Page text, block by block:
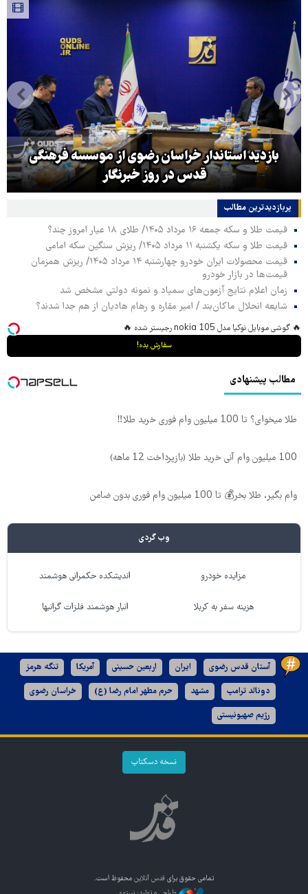
بازدید استاندار خراسان رضوی از موسسه فرهنگی
قدس در روز خبرنگار
پربازدیدترین‌ مطالب
قیمت طلا و سکه جمعه ۱۶ مرداد ۱۴۰۵/ طلای ۱۸ عیار امروز چند؟
قیمت طلا و سکه یکشنبه ۱۱ مرداد ۱۴۰۵/ ریزش سنگین سکه امامی
قیمت محصولات ایران خودرو چهارشنبه ۱۴ مرداد ۱۴۰۵/ ریزش همزمان
قیمت‌ها در بازار خودرو
زمان اعلام نتایج آزمون‌های سمپاد و نمونه دولتی مشخص شد
شایعه انحلال ماکان‌بند / امیر مقاره و رهام هادیان از هم جدا شدند؟
🔥 گوشی موبایل نوکیا مدل nokia 105 رجیستر شده 🔥
سفارش بده!
مطالب پیشنهادی
طلا میخوای؟ تا 100 میلیون وام فوری خرید طلا‼️
100 میلیون وام آنی خرید طلا (بازپرداخت 12 ماهه)
وام بگیر، طلا بخر💰 تا 100 میلیون وام فوری بدون ضامن
وب گردی
مزایده خودرو اندیشکده حکمرانی هوشمند
هزینه سفر به کربلا انبار هوشمند فلزات گرانبها
آستان قدس رضوی ایران اربعین حسینی آمریکا تنگه هرمز
دونالد ترامپ مشهد حرم مطهر امام رضا (ع) خراسان رضوی
رژیم صهیونیستی
نسخه دسکتاپ
تمامی حقوق برای قدس آنلاین محفوظ است.